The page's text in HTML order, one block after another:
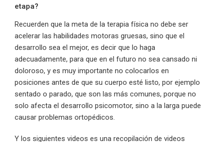
etapa?
Recuerden que la meta de la terapia física no debe ser
acelerar las habilidades motoras gruesas, sino que el
desarrollo sea el mejor, es decir que lo haga
adecuadamente, para que en el futuro no sea cansado ni
doloroso, y es muy importante no colocarlos en
posiciones antes de que su cuerpo esté listo, por ejemplo
sentado o parado, que son las más comunes, porque no
solo afecta el desarrollo psicomotor, sino a la larga puede
causar problemas ortopédicos.
Y los siguientes videos es una recopilación de videos